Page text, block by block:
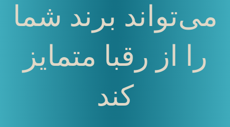
می‌تواند برند شما
را از رقبا متمایز
کند